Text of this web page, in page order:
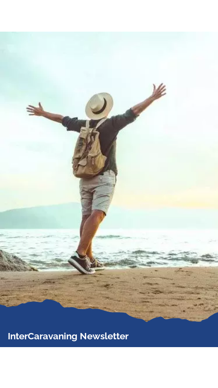
InterCaravaning Newsletter